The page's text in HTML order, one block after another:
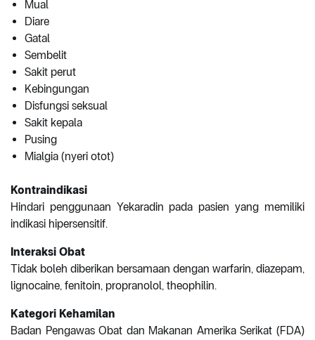
Mual
Diare
Gatal
Sembelit
Sakit perut
Kebingungan
Disfungsi seksual
Sakit kepala
Pusing
Mialgia (nyeri otot)
Kontraindikasi
Hindari penggunaan Yekaradin pada pasien yang memiliki
indikasi hipersensitif.
Interaksi Obat
Tidak boleh diberikan bersamaan dengan warfarin, diazepam,
lignocaine, fenitoin, propranolol, theophilin.
Kategori Kehamilan
Badan Pengawas Obat dan Makanan Amerika Serikat (FDA)